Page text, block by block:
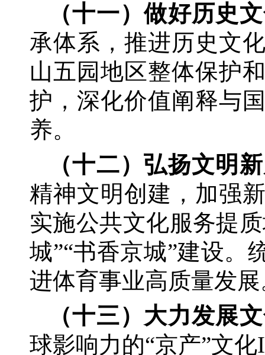
（十一）做好历史
承体系，推进历史文
山五园地区整体保护
护，深化价值阐释与
养。
（十二）弘扬文明
精神文明创建，加强
实施公共文化服务提
城”“书香京城”建设。
进体育事业高质量发
（十三）大力发展
球影响力的“京产”文